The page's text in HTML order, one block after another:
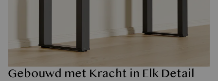
Gebouwd met Kracht in Elk Detail